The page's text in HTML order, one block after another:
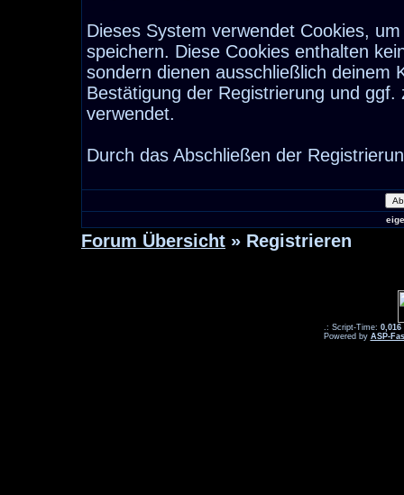
Dieses System verwendet Cookies,
speichern. Diese Cookies enthalten
sondern dienen ausschließlich deinem
Bestätigung der Registrierung und
verwendet.
Durch das Abschließen der
Forum Übersicht » Registrieren
.: Script-Time: 0,016
Powered by ASP-